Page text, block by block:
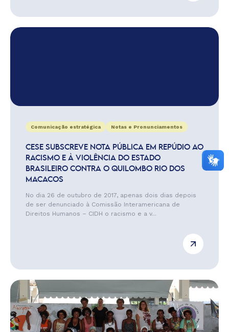
Comunicação estratégica Notas e Pronunciamentos
CESE SUBSCREVE NOTA PÚBLICA EM REPÚDIO AO
RACISMO E À VIOLÊNCIA DO ESTADO
BRASILEIRO CONTRA O QUILOMBO RIO DOS
MACACOS
No dia 26 de outubro de 2017, apenas dois dias depois
de ser denunciado à Comissão Interamericana de
Direitos Humanos – CIDH o racismo e a v...